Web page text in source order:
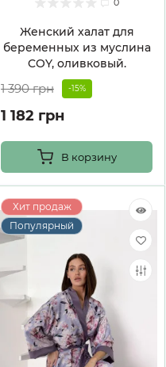
0
Женский халат для
беременных из муслина
COY, оливковый.
1 390 грн -15%
1 182 грн
В корзину
Хит продаж
Популярный